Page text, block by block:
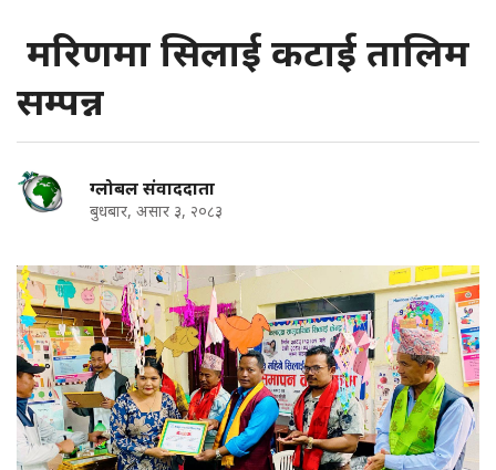
मरिणमा सिलाई कटाई तालिम
सम्पन्न
ग्लोबल संवाददाता
बुधबार, असार ३, २०८३